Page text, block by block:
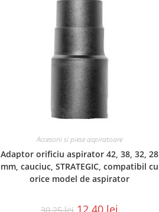
Accesorii si piese aspiratoare
Adaptor orificiu aspirator 42, 38, 32, 28
mm, cauciuc, STRATEGIC, compatibil cu
orice model de aspirator